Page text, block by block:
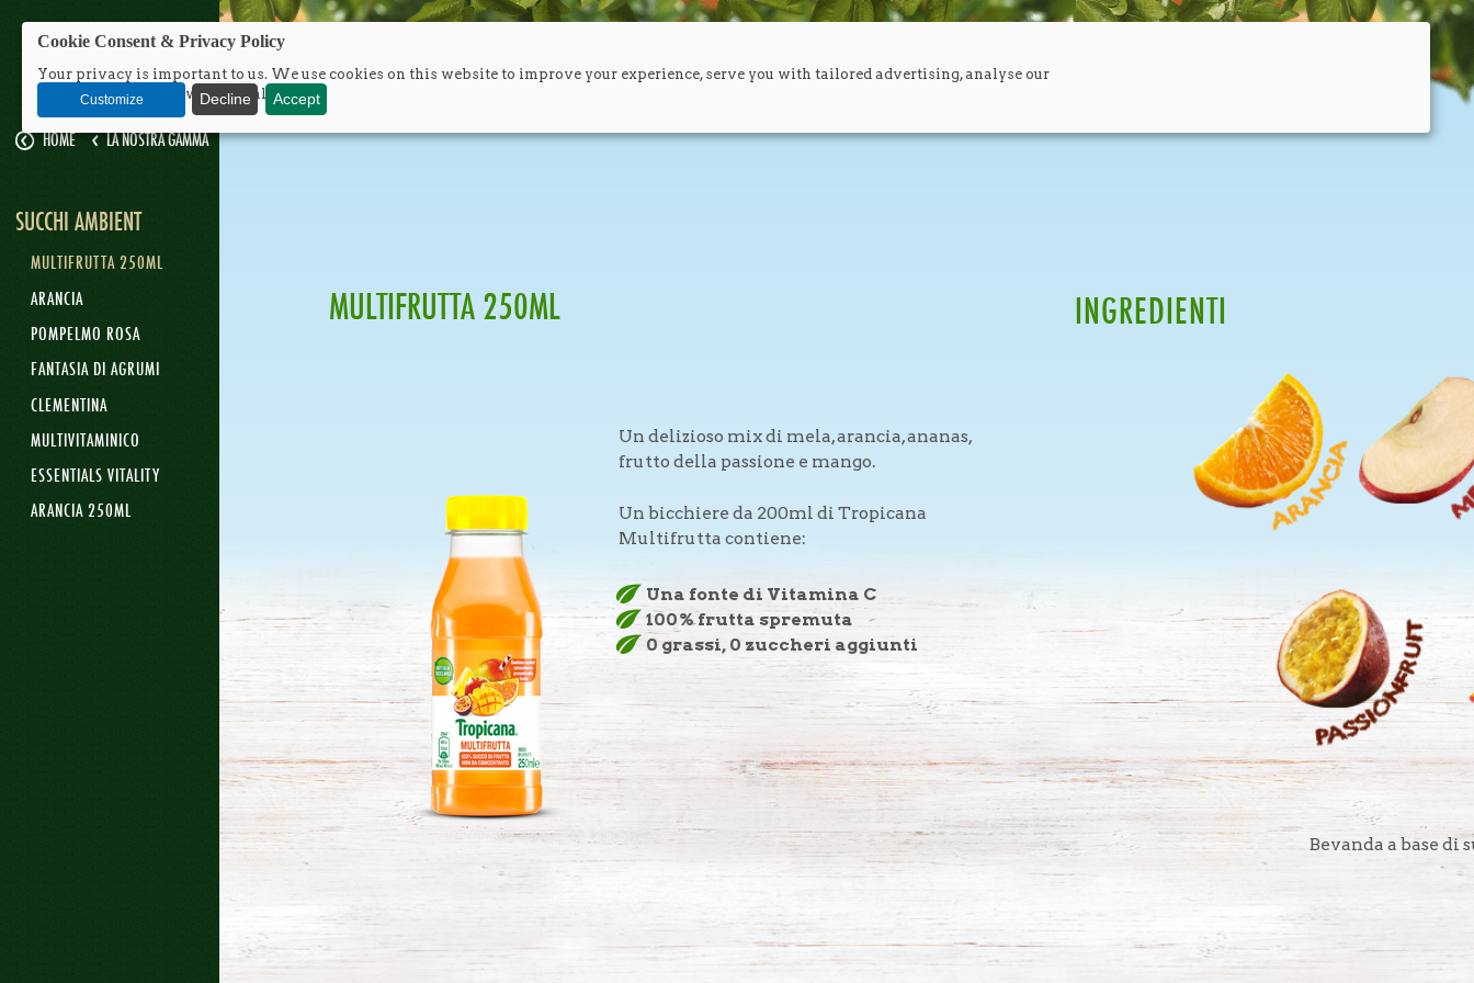
TROPICANA
HOME LA NOSTRA GAMMA
SUCCHI AMBIENT
MULTIFRUTTA 250ML
ARANCIA
POMPELMO ROSA
FANTASIA DI AGRUMI
CLEMENTINA
MULTIVITAMINICO
ESSENTIALS VITALITY
ARANCIA 250ML
MULTIFRUTTA 250ML
Un delizioso mix di mela, arancia, ananas,
frutto della passione e mango.
Un bicchiere da 200ml di Tropicana
Multifrutta contiene:
Una fonte di Vitamina C
100% frutta spremuta
0 grassi, 0 zuccheri aggiunti
INGREDIENTI
Bevanda a base di
Cookie Consent & Privacy Policy
Your privacy is important to us. We use cookies on this website to improve your experience, serve you with tailored advertising, analyse our
traffic and integrate with social media.
Customize Decline Accept